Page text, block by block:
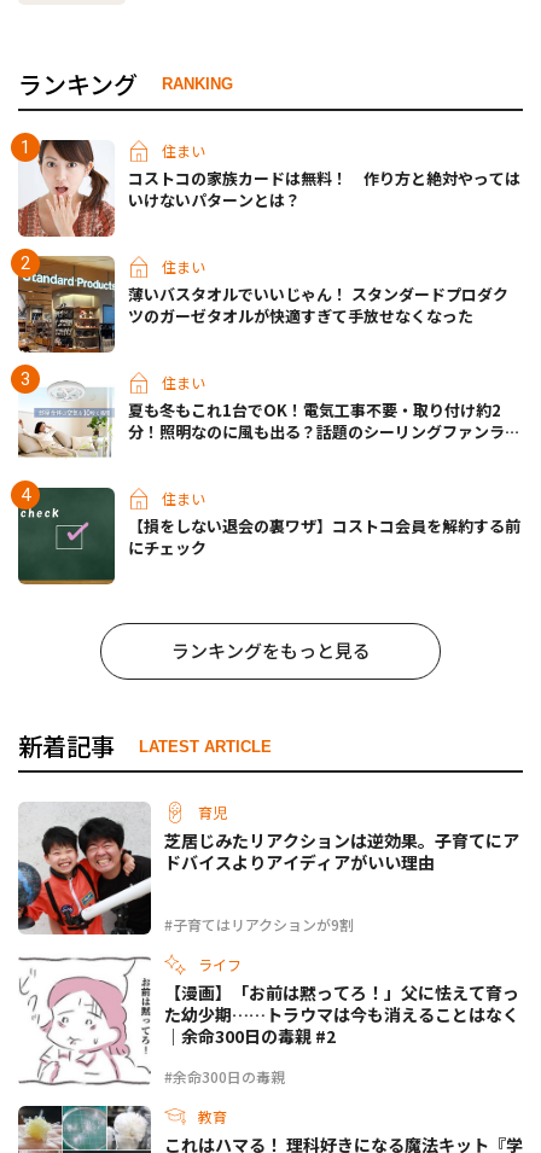
ランキング RANKING
住まい
コストコの家族カードは無料！ 作り方と絶対やっては
いけないパターンとは？
住まい
薄いバスタオルでいいじゃん！ スタンダードプロダク
ツのガーゼタオルが快適すぎて手放せなくなった
住まい
夏も冬もこれ1台でOK！電気工事不要・取り付け約2
分！照明なのに風も出る？話題のシーリングファンライ
住まい
【損をしない退会の裏ワザ】コストコ会員を解約する前
にチェック
ランキングをもっと見る
新着記事 LATEST ARTICLE
育児
#子育てはリアクションが9割
芝居じみたリアクションは逆効果。子育てにア
ドバイスよりアイディアがいい理由
ライフ
#余命300日の毒親
【漫画】「お前は黙ってろ！」父に怯えて育っ
た幼少期……トラウマは今も消えることはなく
｜余命300日の毒親 #2
教育
これはハマる！ 理科好きになる魔法キット『学